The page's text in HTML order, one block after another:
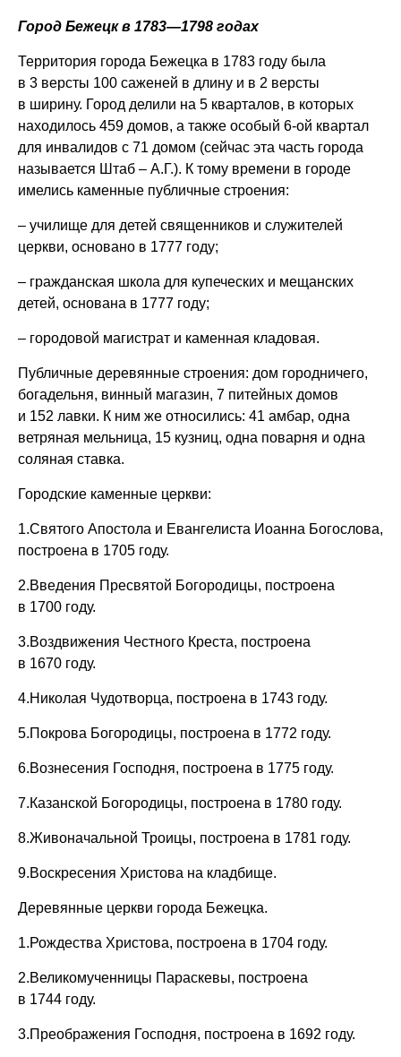
Город Бежецк в 1783—1798 годах
Территория города Бежецка в 1783 году была
в 3 версты 100 саженей в длину и в 2 версты
в ширину. Город делили на 5 кварталов, в которых
находилось 459 домов, а также особый 6-ой квартал
для инвалидов с 71 домом (сейчас эта часть города
называется Штаб – А.Г.). К тому времени в городе
имелись каменные публичные строения:
– училище для детей священников и служителей
церкви, основано в 1777 году;
– гражданская школа для купеческих и мещанских
детей, основана в 1777 году;
– городовой магистрат и каменная кладовая.
Публичные деревянные строения: дом городничего,
богадельня, винный магазин, 7 питейных домов
и 152 лавки. К ним же относились: 41 амбар, одна
ветряная мельница, 15 кузниц, одна поварня и одна
соляная ставка.
Городские каменные церкви:
1.Святого Апостола и Евангелиста Иоанна Богослова,
построена в 1705 году.
2.Введения Пресвятой Богородицы, построена
в 1700 году.
3.Воздвижения Честного Креста, построена
в 1670 году.
4.Николая Чудотворца, построена в 1743 году.
5.Покрова Богородицы, построена в 1772 году.
6.Вознесения Господня, построена в 1775 году.
7.Казанской Богородицы, построена в 1780 году.
8.Живоначальной Троицы, построена в 1781 году.
9.Воскресения Христова на кладбище.
Деревянные церкви города Бежецка.
1.Рождества Христова, построена в 1704 году.
2.Великомученницы Параскевы, построена
в 1744 году.
3.Преображения Господня, построена в 1692 году.